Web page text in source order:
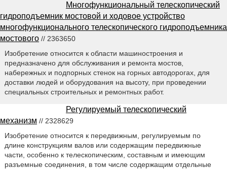
Многофункциональный телескопический
гидроподъемник мостовой и ходовое устройство
многофункционального телескопического гидроподъемника
мостового // 2363650
Изобретение относится к области машиностроения и
предназначено для обслуживания и ремонта мостов,
набережных и подпорных стенок на горных автодорогах, для
доставки людей и оборудования на высоту, при проведении
специальных строительных и ремонтных работ.
Регулируемый телескопический
механизм // 2328629
Изобретение относится к передвижным, регулируемым по
длине конструкциям валов или содержащим передвижные
части, особенно к телескопическим, составным и имеющим
разъемные соединения, в том числе содержащим отдельные